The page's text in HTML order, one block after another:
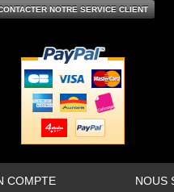
NOTRE SERVICE CLIENT
COMPTE NOUS